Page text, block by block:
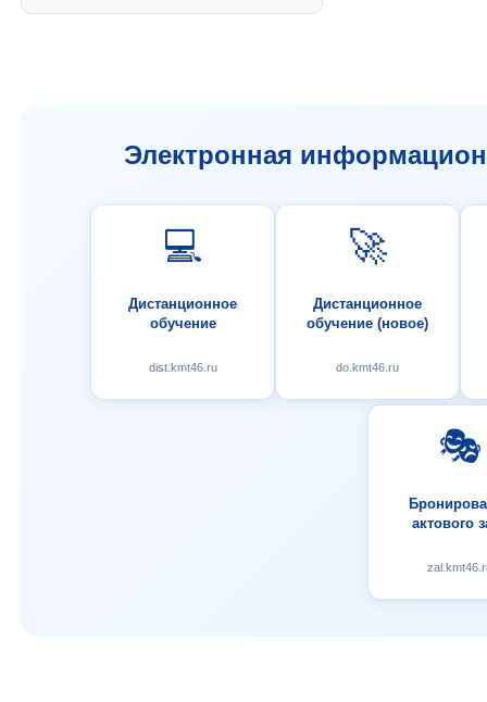
Электронная
💻
Дистанционное
обучение
dist.kmt46.ru
🚀
Дистанционное
обучение (новое)
do.kmt46.ru
🎭
актового